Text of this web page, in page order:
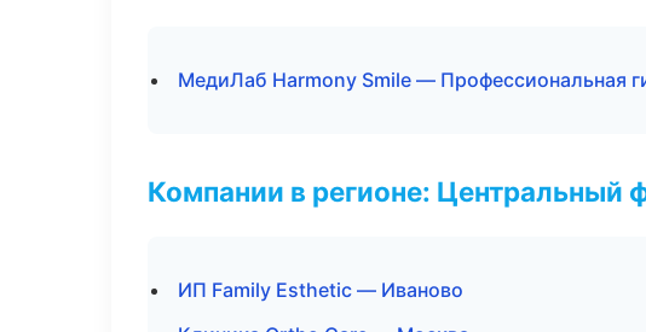
МедиЛаб Harmony Smile — Профессиональная
Компании в регионе: Центральный
ИП Family Esthetic — Иваново